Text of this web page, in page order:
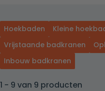
Hoekbaden Kleine
Vrijstaande badkranen
Inbouw badkranen
1 - 9 van 9 producten